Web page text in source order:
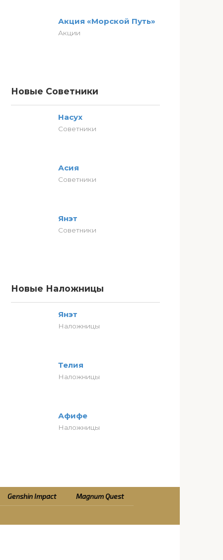
Акция «Морской Путь»
Акции
Новые Советники
Насух
Советники
Асия
Советники
Янэт
Советники
Новые Наложницы
Янэт
Наложницы
Телия
Наложницы
Афифе
Наложницы
Genshin Impact Magnum Quest